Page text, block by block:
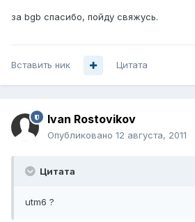
за bgb спасибо, пойду свяжусь.
Вставить ник Цитата
Ivan Rostovikov
Опубликовано 12 августа, 2011
Цитата
utm6 ?